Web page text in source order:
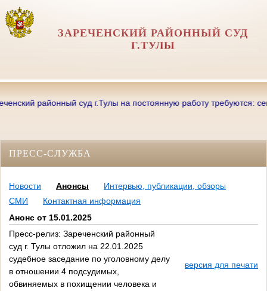
ЗАРЕЧЕНСКИЙ РАЙОННЫЙ СУД
Г.ТУЛЫ
районный суд г.Тулы на постоянную работу требуются:
ПРЕСС-СЛУЖБА
Новости Анонсы
Интервью, публикации, обзоры
СМИ
Контактная информация
Анонс от 15.01.2025
Пресс-релиз: Зареченский районный
суд г. Тулы отложил на 22.01.2025
судебное заседание по уголовному делу
в отношении 4 подсудимых,
обвиняемых в похищении человека и
версия для печати